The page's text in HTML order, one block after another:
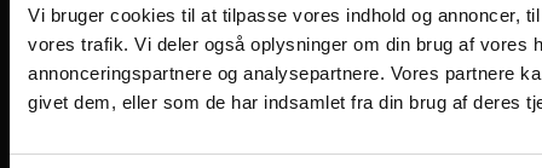
Vi bruger cookies til at tilpasse vores indhold og annoncer,
vores trafik. Vi deler også oplysninger om din brug af vores
annonceringspartnere og analysepartnere. Vores partnere
givet dem, eller som de har indsamlet fra din brug af deres
Følg os på de sociale medier